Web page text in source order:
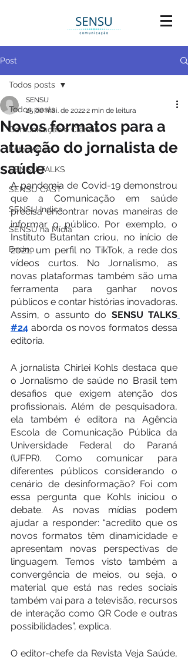
Post
Todos posts
Comunicação e Ciência
Entrevistas
SENSU TALKS
SENSU CAST
SENSU Indica
SENSU na Mídia
Ensino
Todos posts
Novos formatos para a
atuação do jornalista de
saúde
SENSU
25 de mai. de 20222 min de leitura
A pandemia de Covid-19 demonstrou
que a Comunicação em saúde
precisa encontrar novas maneiras de
informar o público. Por exemplo, o
Instituto Butantan criou, no início de
2021, um perfil no TikTok, a rede dos
vídeos curtos. No Jornalismo, as
novas plataformas também são uma
ferramenta para ganhar novos
públicos e contar histórias inovadoras.
Assim, o assunto do SENSU TALKS
#24 aborda os novos formatos dessa
editoria.
A jornalista Chirlei Kohls destaca que
o Jornalismo de saúde no Brasil tem
desafios que exigem atenção dos
profissionais. Além de pesquisadora,
ela também é editora na Agência
Escola de Comunicação Pública da
Universidade Federal do Paraná
(UFPR). Como comunicar para
diferentes públicos considerando o
cenário de desinformação? Foi com
essa pergunta que Kohls iniciou o
debate. As novas mídias podem
ajudar a responder: “acredito que os
novos formatos têm dinamicidade e
apresentam novas perspectivas de
linguagem. Temos visto também a
convergência de meios, ou seja, o
material que está nas redes sociais
também vai para a televisão, recursos
de interação como QR Code e outras
possibilidades”, explica.
O editor-chefe da Revista Veja Saúde,